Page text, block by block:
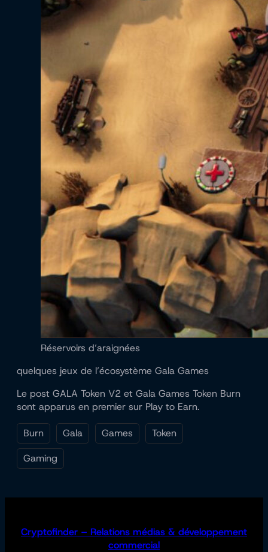
Réservoirs d’araignées
quelques jeux de l’écosystème Gala Games
Le post GALA Token V2 et Gala Games Token Burn
sont apparus en premier sur Play to Earn.
Burn Gala Games
Token
Gaming
Cryptofinder – Relations médias & développement
commercial